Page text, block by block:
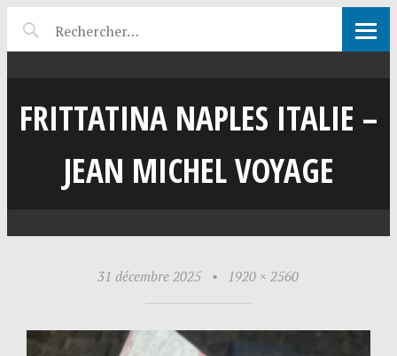
FRITTATINA NAPLES ITALIE –
JEAN MICHEL VOYAGE
31 décembre 2025 • 1920 × 2560